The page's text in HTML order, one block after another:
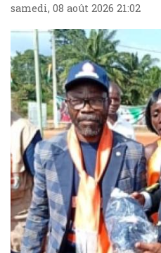
samedi, 08 août 2026 21:02